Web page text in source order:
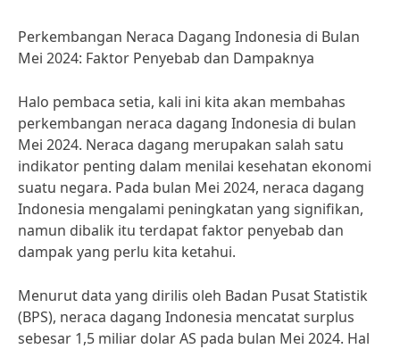
Perkembangan Neraca Dagang Indonesia di Bulan
Mei 2024: Faktor Penyebab dan Dampaknya
Halo pembaca setia, kali ini kita akan membahas
perkembangan neraca dagang Indonesia di bulan
Mei 2024. Neraca dagang merupakan salah satu
indikator penting dalam menilai kesehatan ekonomi
suatu negara. Pada bulan Mei 2024, neraca dagang
Indonesia mengalami peningkatan yang signifikan,
namun dibalik itu terdapat faktor penyebab dan
dampak yang perlu kita ketahui.
Menurut data yang dirilis oleh Badan Pusat Statistik
(BPS), neraca dagang Indonesia mencatat surplus
sebesar 1,5 miliar dolar AS pada bulan Mei 2024. Hal